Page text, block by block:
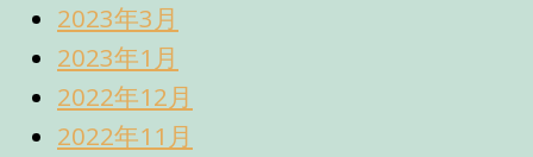
2023年3月
2023年1月
2022年12月
2022年11月